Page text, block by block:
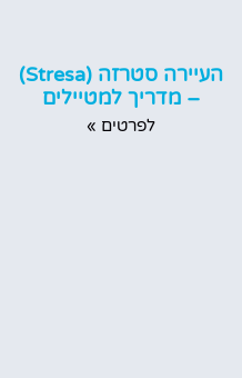
העיירה סטרזה (Stresa)
– מדריך למטיילים
לפרטים »